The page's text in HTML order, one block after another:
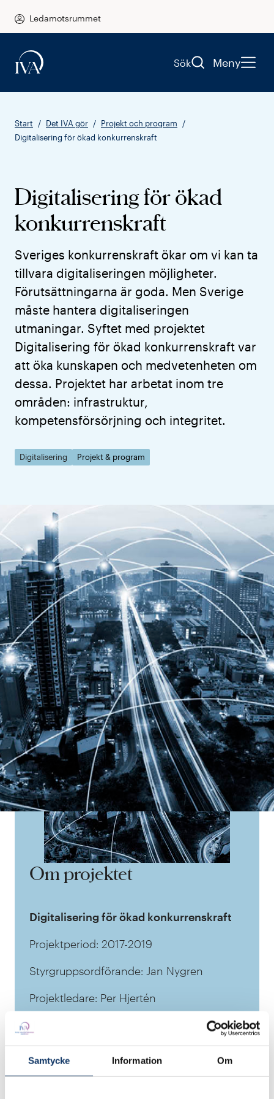
Samtycke Information Om
Ledamotsrummet
Sök Meny
Start Det IVA gör
Projekt och program
Digitalisering för ökad konkurrenskraft
Digitalisering för ökad
konkurrenskraft
Sveriges konkurrenskraft ökar om vi kan ta
tillvara digitaliseringen möjligheter.
Förutsättningarna är goda. Men Sverige
måste hantera digitaliseringen
utmaningar. Syftet med projektet
Digitalisering för ökad konkurrenskraft var
att öka kunskapen och medvetenheten om
dessa. Projektet har arbetat inom tre
områden: infrastruktur,
kompetensförsörjning och integritet.
Digitalisering Projekt & program
Om projektet
Digitalisering för ökad konkurrenskraft
Projektperiod: 2017-2019
Styrgruppsordförande: Jan Nygren
Projektledare: Per Hjertén